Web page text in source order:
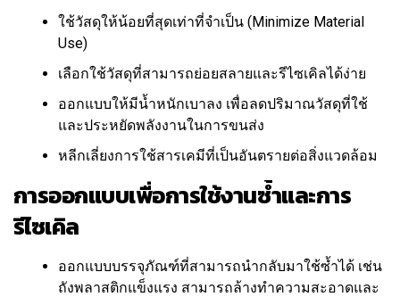
ใช้วัสดุให้น้อยที่สุดเท่าที่จำเป็น (Minimize Material
Use)
เลือกใช้วัสดุที่สามารถย่อยสลายและรีไซเคิลได้ง่าย
ออกแบบให้มีน้ำหนักเบาลง เพื่อลดปริมาณวัสดุที่ใช้
และประหยัดพลังงานในการขนส่ง
หลีกเลี่ยงการใช้สารเคมีที่เป็นอันตรายต่อสิ่งแวดล้อม
การออกแบบเพื่อการใช้งานซ้ำและการ
รีไซเคิล
ออกแบบบรรจุภัณฑ์ที่สามารถนำกลับมาใช้ซ้ำได้ เช่น
ถังพลาสติกแข็งแรง สามารถล้างทำความสะอาดและ